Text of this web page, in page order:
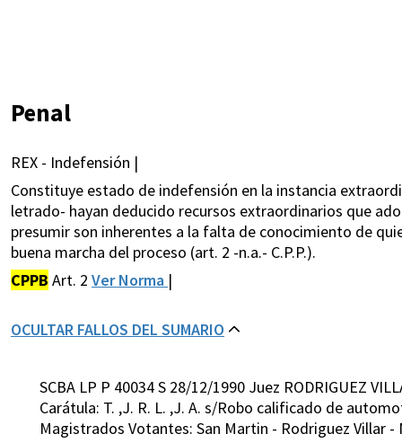
Penal
REX - Indefensión |
Constituye estado de indefensión en la instancia
letrado- hayan deducido recursos extraordinarios que
presumir son inherentes a la falta de conocimiento de
buena marcha del proceso (art. 2 -n.a.- C.P.P.).
CPPB Art. 2 Ver Norma |
OCULTAR FALLOS DEL SUMARIO
SCBA LP P 40034 S 28/12/1990 Juez RODRIGUEZ
Carátula: T. ,J. R. L. ,J. A. s/Robo calificado de
Magistrados Votantes: San Martin - Rodriguez Villar -